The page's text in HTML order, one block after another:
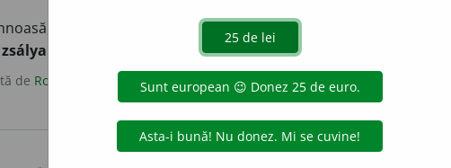
aromată, cu flori albastre, violete sau albe, cultivată ca
zsálya
de Rodica_rk acțiuni
Copyright © 2004-2026 dexonline (https://dexonline.ro)